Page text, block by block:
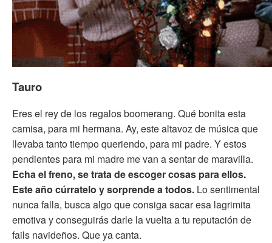
Tauro
Eres el rey de los regalos boomerang. Qué bonita esta
camisa, para mi hermana. Ay, este altavoz de música que
llevaba tanto tiempo queriendo, para mi padre. Y estos
pendientes para mi madre me van a sentar de maravilla.
Echa el freno, se trata de escoger cosas para ellos.
Este año cúrratelo y sorprende a todos. Lo sentimental
nunca falla, busca algo que consiga sacar esa lagrimita
emotiva y conseguirás darle la vuelta a tu reputación de
fails navideños. Que ya canta.